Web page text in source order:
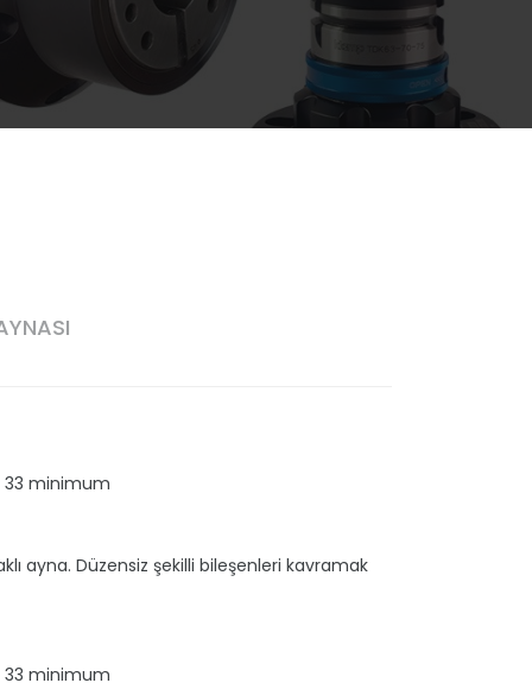
33 minimum
ayna. Düzensiz şekilli bileşenleri kavramak
33 minimum